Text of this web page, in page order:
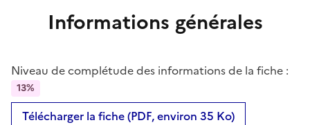
Informations générales
Niveau de complétude des informations de la fiche :
13%
Télécharger la fiche (PDF, environ 35 Ko)